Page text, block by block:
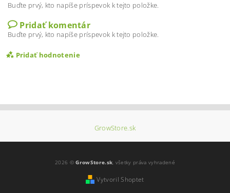
Buďte prvý, kto napíše príspevok k tejto položke.
Pridať komentár
Buďte prvý, kto napíše príspevok k tejto položke.
Pridať hodnotenie
GrowStore.sk
2026 ©GrowStore.sk, všetky práva vyhradené
Vytvoril Shoptet